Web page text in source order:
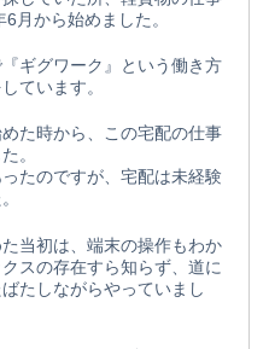
月から始めました。
ギグワーク』という働き方
ています。
た時から、この宅配の仕事
。
たのですが、宅配は未経験
当初は、端末の操作もわか
スの存在すら知らず、道に
たしながらやっていまし